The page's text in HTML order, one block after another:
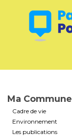
Ma Commune
Cadre de vie
Environnement
Les publications